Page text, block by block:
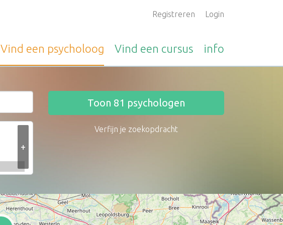
Registreren Login
Vind een psycholoog Vind een cursus info
+
Toon 81 psychologen
Verfijn je zoekopdracht